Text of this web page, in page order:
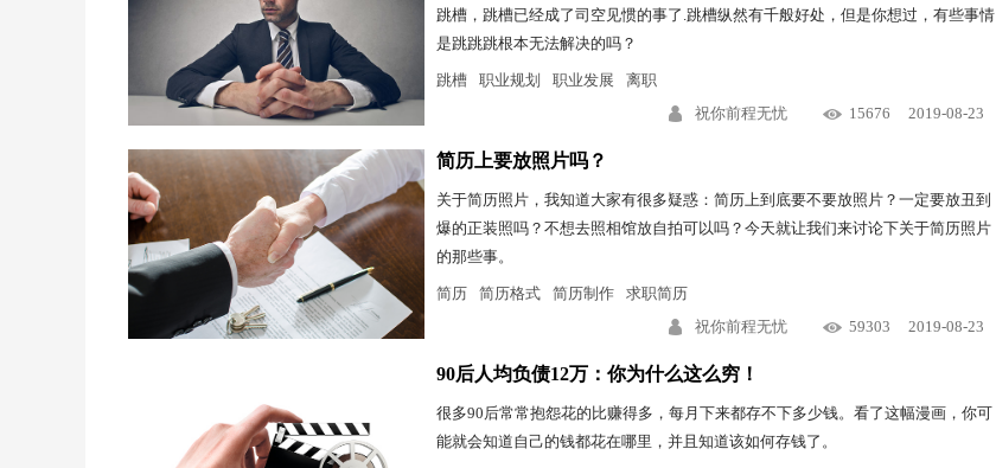
跳槽，跳槽已经成了司空见惯的事了.跳槽纵然有千般好处，但是你想过，有些事情
是跳跳跳根本无法解决的吗？
跳槽 职业规划 职业发展
离职
祝你前程无忧
15676 2019-08-23
简历上要放照片吗？
关于简历照片，我知道大家有很多疑惑：简历上到底要不要放照片？一定要放丑到
爆的正装照吗？不想去照相馆放自拍可以吗？今天就让我们来讨论下关于简历照片
的那些事。
简历 简历格式 简历制作
求职简历
祝你前程无忧
59303 2019-08-23
90后人均负债12万：你为什么这么穷！
很多90后常常抱怨花的比赚得多，每月下来都存不下多少钱。看了这幅漫画，你可
能就会知道自己的钱都花在哪里，并且知道该如何存钱了。